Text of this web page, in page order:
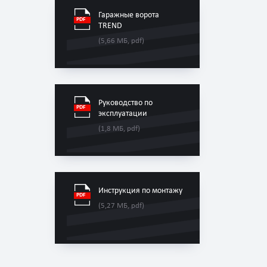
Гаражные ворота
TREND
(5,66 МБ, pdf)
Руководство по
эксплуатации
(1,8 МБ, pdf)
Инструкция по монтажу
(5,27 МБ, pdf)